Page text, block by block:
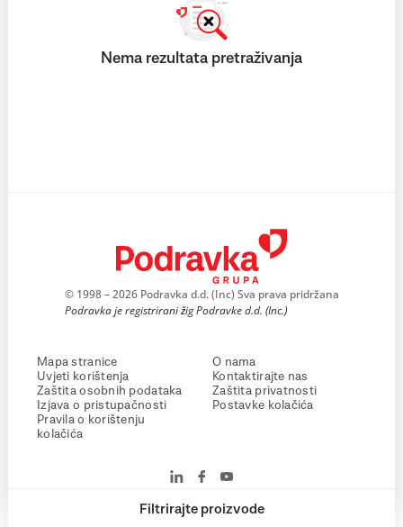
Filtrirajte proizvode
Nema rezultata pretraživanja
© 1998 – 2026 Podravka d.d. (Inc) Sva prava pridržana
Podravka je registrirani žig Podravke d.d. (Inc.)
Mapa stranice
Uvjeti korištenja
Zaštita osobnih podataka
Izjava o pristupačnosti
Pravila o korištenju
kolačića
O nama
Kontaktirajte nas
Zaštita privatnosti
Postavke kolačića